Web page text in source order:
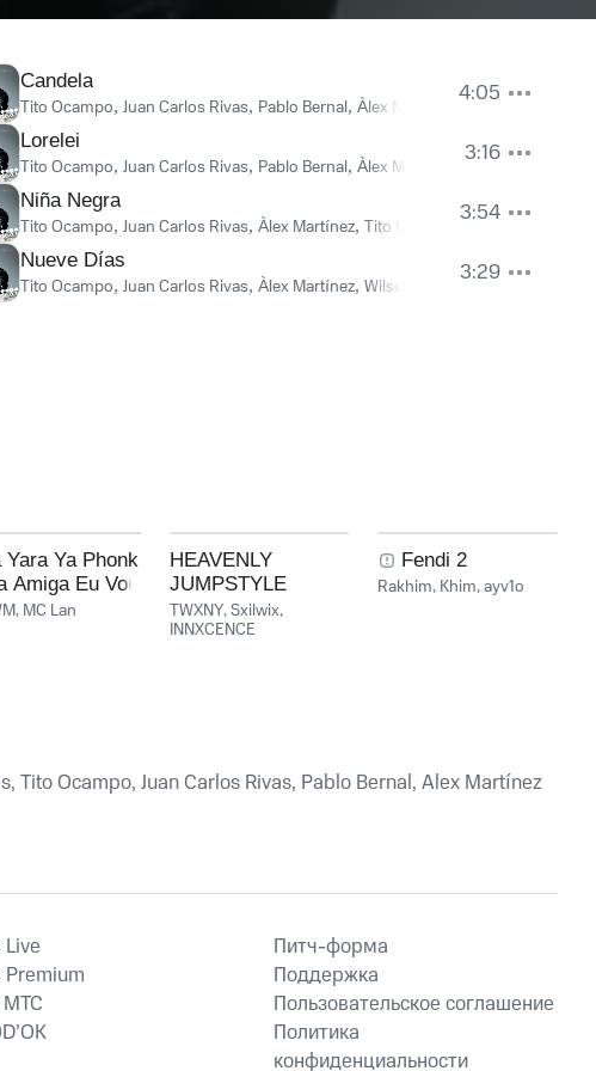
Rivas, Pablo Bernal & Alex Martínez
Juan Carlos Rivas, Pablo Bernal, Alex Martínez & Wilson Cifuentes
Carlos Rivas, Alex Martínez & Wilson Cifuentes
Rivas, Pablo Bernal & Alex Martínez
Candela
Tito Ocampo, Juan Carlos Rivas, Pablo Bernal, Àlex Martínez 4:05
Lorelei
Tito Ocampo, Juan Carlos Rivas, Pablo Bernal, Àlex Martínez 3:16
Niña Negra
Tito Ocampo, Juan Carlos Rivas, Àlex Martínez, Tito Ocampo, Juan Carlos
3:54
Nueve Días
Tito Ocampo, Juan Carlos Rivas, Àlex Martínez, Wilson Cifuentes ,
3:29
Yara Ya Phonk
Amiga Eu Vou
, MC Lan
HEAVENLY
JUMPSTYLE
TWXNY,Sxilwix,
INNXCENCE
Fendi 2
Rakhim, Khim,ayv1o
Tito Ocampo, Juan Carlos Rivas, Pablo Bernal, Alex Martínez
Premium
Питч-форма
Поддержка
Пользовательское соглашение
Политика
конфиденциальности